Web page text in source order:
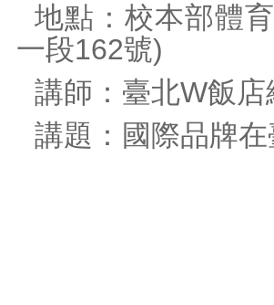
地點：校本部體
一段162號)
講師： 臺北W飯店
講題：國際品牌